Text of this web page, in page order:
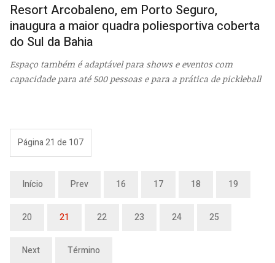
Resort Arcobaleno, em Porto Seguro,
inaugura a maior quadra poliesportiva coberta
do Sul da Bahia
Espaço também é adaptável para shows e eventos com
capacidade para até 500 pessoas e para a prática de pickleball
Página 21 de 107
Início Prev 16 17 18 19
20 21 22 23 24 25
Next Término